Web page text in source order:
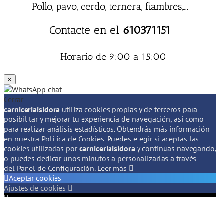
Pollo, pavo, cerdo, ternera, fiambres,….
Contacte en el 610371151
Horario de 9:00 a 15:00
×
Cerrar
carniceriaisidora utiliza cookies propias y de terceros para
posibilitar y mejorar tu experiencia de navegación, así como
para realizar análisis estadísticos. Obtendrás más información
en nuestra Política de Cookies. Puedes elegir si aceptas las
cookies utilizadas porcarniceriaisidora y continúas navegando,
o puedes dedicar unos minutos a personalizarlas a través
del Panel de Configuración. Leer más
Aceptar cookies
Ajustes de cookies